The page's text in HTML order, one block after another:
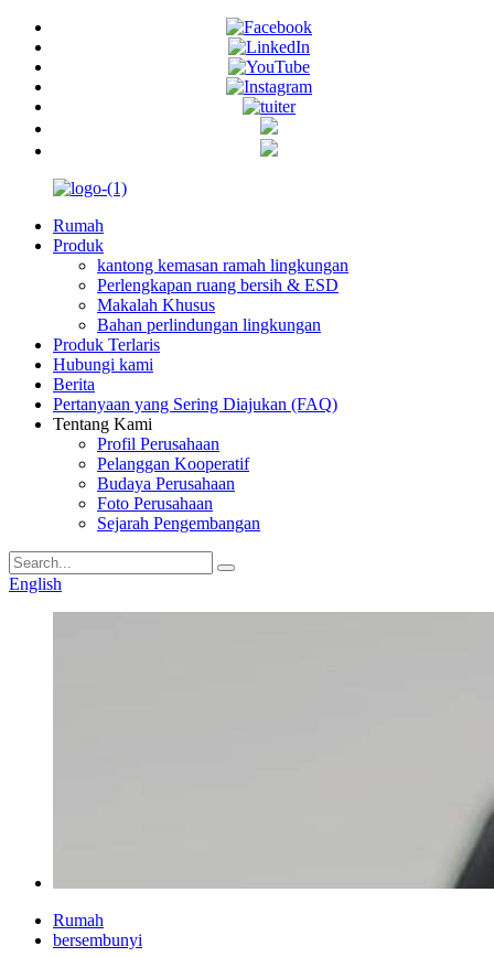
Rumah
Produk
kantong kemasan ramah lingkungan
Perlengkapan ruang bersih & ESD
Makalah Khusus
Bahan perlindungan lingkungan
Produk Terlaris
Hubungi kami
Berita
Pertanyaan yang Sering Diajukan (FAQ)
Tentang Kami
Profil Perusahaan
Pelanggan Kooperatif
Budaya Perusahaan
Foto Perusahaan
Sejarah Pengembangan
English
Rumah
bersembunyi